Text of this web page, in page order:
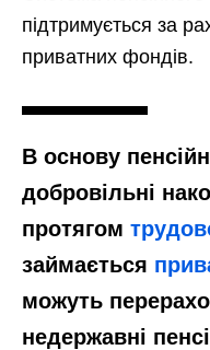
підтримується за
приватних фондів.
В основу
добровільні
протягом
займається
можуть
недержавні